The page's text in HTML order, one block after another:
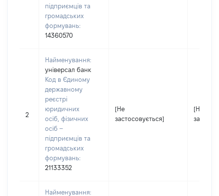
підприємців та
громадських
формувань:
14360570
2
Найменування:
універсал банк
Код в Єдиному
державному
реєстрі
юридичних
осіб, фізичних
осіб –
підприємців та
громадських
формувань:
21133352
[Не
застосовується]
[Не
Найменування: